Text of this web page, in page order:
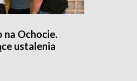
Ochocie.
ustalenia